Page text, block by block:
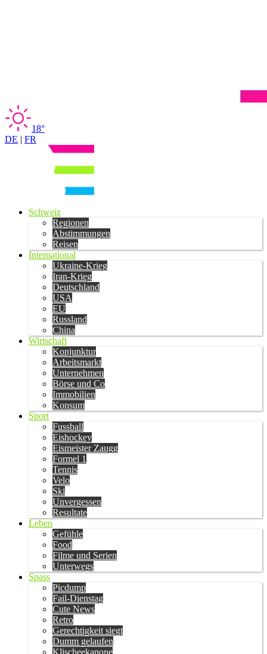
18°
DE | FR
Schweiz
Regionen
Abstimmungen
Reisen
International
Ukraine-Krieg
Iran-Krieg
Deutschland
USA
EU
Russland
China
Wirtschaft
Konjunktur
Arbeitsmarkt
Unternehmen
Börse und Co
Immobilien
Konsum
Sport
Fussball
Eishockey
Eismeister Zaugg
Formel 1
Tennis
Velo
Ski
Unvergessen
Resultate
Leben
Gefühle
Food
Filme und Serien
Unterwegs
Spass
Picdump
Fail-Dienstag
Cute News
Retro
Gerechtigkeit siegt
Dumm gelaufen
Klischeekanone